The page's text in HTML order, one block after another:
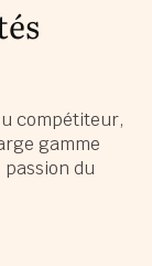
compétiteur,
gamme
du